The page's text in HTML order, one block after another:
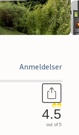
Anmeldelser
4.5
out of 5